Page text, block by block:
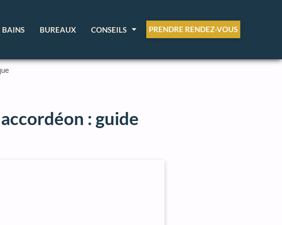
BAINS BUREAUX CONSEILS PRENDRE RENDEZ-VOUS
: guide